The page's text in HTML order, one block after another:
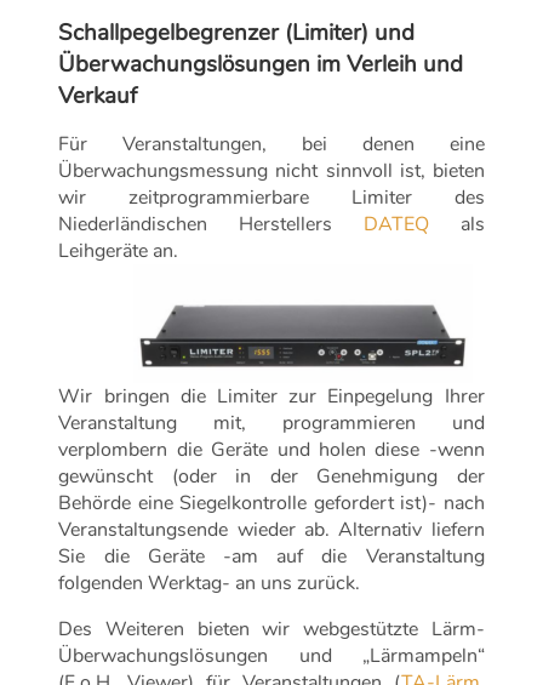
Schallpegelbegrenzer (Limiter) und
Überwachungslösungen im Verleih und
Verkauf
Für Veranstaltungen, bei denen eine
Überwachungsmessung nicht sinnvoll ist, bieten
wir zeitprogrammierbare Limiter des
Niederländischen Herstellers DATEQals
Leihgeräte an.
Wir bringen die Limiter zur Einpegelung Ihrer
Veranstaltung mit, programmieren und
verplombern die Geräte und holen diese -wenn
gewünscht (oder in der Genehmigung der
Behörde eine Siegelkontrolle gefordert ist)- nach
Veranstaltungsende wieder ab. Alternativ liefern
Sie die Geräte -am auf die Veranstaltung
folgenden Werktag- an uns zurück.
Des Weiteren bieten wir webgestützte Lärm-
Überwachungslösungen und „Lärmampeln“